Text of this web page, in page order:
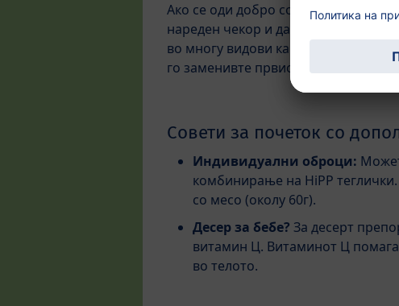
Ако се оди добро со зеленчуци,
нареден чекор и да му дадете
во многу видови како HiPP оброци.
го заменивте првиот млечен оброк
Совети за почеток со
Индивидуални оброци:
комбинирање на HiPP
со месо (околу 60г).
Десер за бебе? За десерт
витамин Ц. Витаминот Ц
во телото.